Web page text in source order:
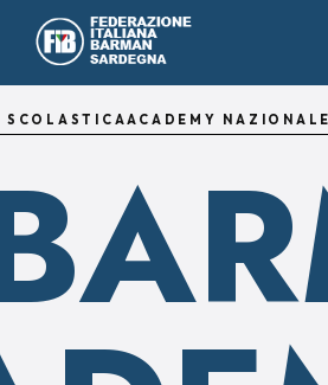
SCOLASTICAACADEMY NAZIONALE